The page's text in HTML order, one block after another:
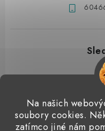
Na našich
soubory cookies.
zatímco jiné nám
Přijímáme online platby